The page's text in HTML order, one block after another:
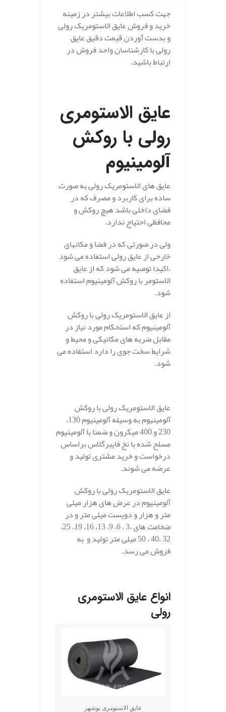
جهت کسب اطلاعات بیشتر در زمینه
خرید و فروش عایق الاستومریک رولی
و بدست آوردن قیمت دقیق عایق
رولی با کارشناسان واحد فروش در
ارتباط باشید.
عایق الاستومری
رولی با روکش
آلومینیوم
عایق های الاستومریک رولی به صورت
ساده برای کاربرد و مصرف که در
فضای داخلی باشد هیچ روکش و
محافظی احتیاج ندارد.
ولی در صورتی که در فضا و مکانهای
خارحی از عایق رولی استفاده می شود
،اکیدا توصیه می شود که از عایق
الاستومر با روکش آلومینیوم استفاده
شود.
از عایق الاستومریک رولی با روکش
آلومینیوم که استحکام مورد نیاز در
مقابل ضربه های مکانیکی و محیط و
شرایط سخت جوی را دارد استفاده می
شود.
عایق الاستومریک رولی با روکش
آلومینیوم به وسیله آلومینیوم 130،
230 و 400 میکرون و ضمنا با آلومینیوم
مسلح شده با نخ فایبرگلاس براساس
درخواست و خرید مشتری تولید و
عرضه می شوند.
عایق الاستومریک رولی با روکش
آلومینیوم در عرض های هزار میلی
متر و هزار و دویست میلی متر و در
ضخامت های ،3 ، 6، 9، 13، 16، 19، 25،
32 ،40 ، 50 میلی متر تولید و به
فروش می رسد.
انواع عایق الاستومری
رولی
عایق الاستومری بوشهر